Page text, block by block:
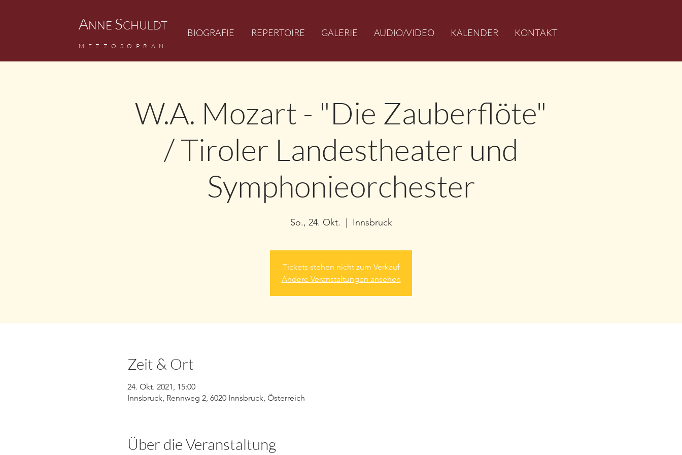
ANNE SCHULDT
M EZZOSOPRAN
BIOGRAFIE REPERTOIRE GALERIE AUDIO/VIDEO KALENDER KONTAKT
W.A. Mozart - "Die Zauberflöte"
/ Tiroler Landestheater und
Symphonieorchester
So., 24. Okt. Innsbruck
Tickets stehen nicht zum Verkauf
Andere Veranstaltungen ansehen
Zeit & Ort
24. Okt. 2021, 15:00
Innsbruck, Rennweg 2, 6020 Innsbruck, Österreich
Über die Veranstaltung